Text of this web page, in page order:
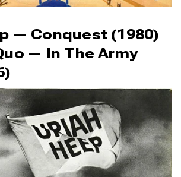
— Conquest (1980)
— In The Army